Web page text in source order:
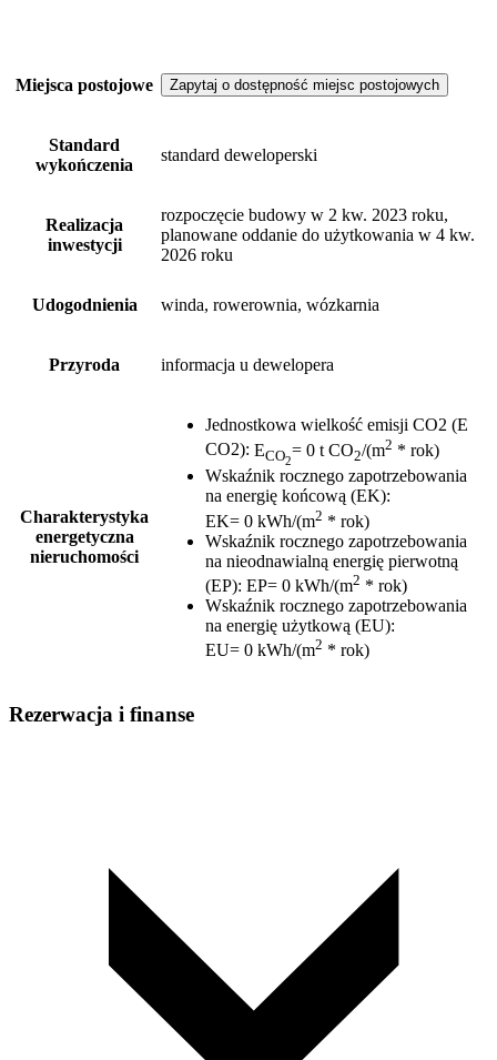
Miejsca postojowe Zapytaj o dostępność miejsc postojowych
Standard
wykończenia
standard deweloperski
Realizacja
inwestycji
rozpoczęcie budowy w 2 kw. 2023 roku,
planowane oddanie do użytkowania w 4 kw.
2026 roku
Udogodnienia winda, rowerownia, wózkarnia
Przyroda informacja u dewelopera
Charakterystyka
energetyczna
nieruchomości
Jednostkowa wielkość emisji CO2 (E
CO2): ECO2
= 0 t CO2/(m2 * rok)
Wskaźnik rocznego zapotrzebowania
na energię końcową (EK):
EK= 0 kWh/(m2 * rok)
Wskaźnik rocznego zapotrzebowania
na nieodnawialną energię pierwotną
(EP): EP= 0 kWh/(m2 * rok)
Wskaźnik rocznego zapotrzebowania
na energię użytkową (EU):
EU= 0 kWh/(m2 * rok)
Rezerwacja i finanse